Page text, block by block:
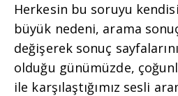
Herkesin bu soruyu
büyük nedeni, arama
değişerek sonuç
olduğu günümüzde,
ile karşılaştığımız sesli